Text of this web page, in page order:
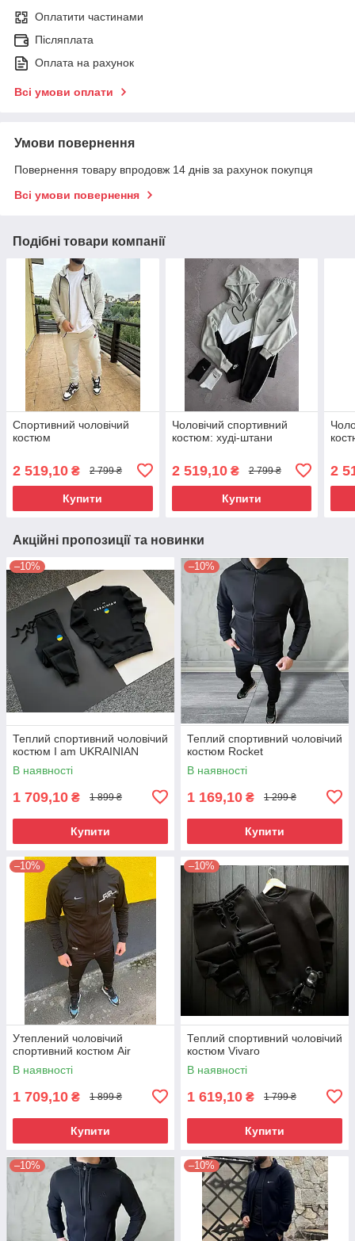
Оплатити частинами
Післяплата
Оплата на рахунок
Всі умови оплати
Умови повернення
Повернення товару впродовж 14 днів за рахунок покупця
Всі умови повернення
Подібні товари компанії
Спортивний чоловічий
костюм
2 519,10 ₴ 2 799 ₴
Купити
Чоловічий спортивний
костюм: худі-штани
2 519,10₴ 2 799 ₴
Купити
2
Акційні пропозиції та новинки
–10%
Теплий спортивний чоловічий
костюм I am UKRAINIAN
В наявності
1 709,10 ₴ 1 899 ₴
Купити
–10%
Теплий спортивний чоловічий
костюм Rocket
В наявності
1 169,10 ₴ 1 299 ₴
Купити
–10%
Утеплений чоловічий
спортивний костюм Air
В наявності
1 709,10 ₴ 1 899 ₴
Купити
–10%
Теплий спортивний чоловічий
костюм Vivaro
В наявності
1 619,10 ₴ 1 799 ₴
Купити
–10% –10%